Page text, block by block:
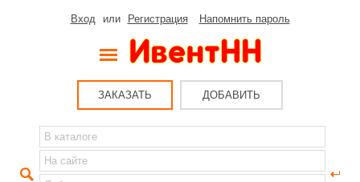
Вход или Регистрация Напомнить пароль
ЗАКАЗАТЬ ДОБАВИТЬ